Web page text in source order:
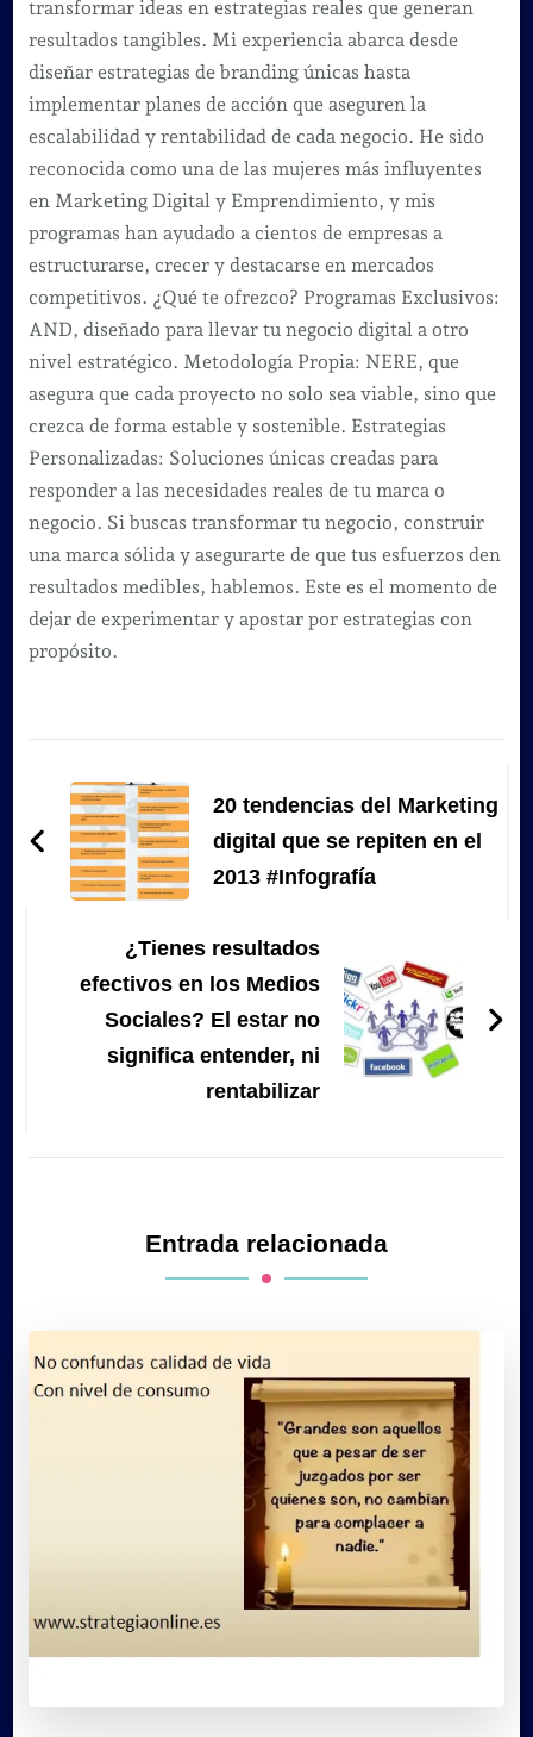
transformar ideas en estrategias reales que generan
resultados tangibles. Mi experiencia abarca desde
diseñar estrategias de branding únicas hasta
implementar planes de acción que aseguren la
escalabilidad y rentabilidad de cada negocio. He sido
reconocida como una de las mujeres más influyentes
en Marketing Digital y Emprendimiento, y mis
programas han ayudado a cientos de empresas a
estructurarse, crecer y destacarse en mercados
competitivos. ¿Qué te ofrezco? Programas Exclusivos:
AND, diseñado para llevar tu negocio digital a otro
nivel estratégico. Metodología Propia: NERE, que
asegura que cada proyecto no solo sea viable, sino que
crezca de forma estable y sostenible. Estrategias
Personalizadas: Soluciones únicas creadas para
responder a las necesidades reales de tu marca o
negocio. Si buscas transformar tu negocio, construir
una marca sólida y asegurarte de que tus esfuerzos den
resultados medibles, hablemos. Este es el momento de
dejar de experimentar y apostar por estrategias con
propósito.
de
entradas
20 tendencias del Marketing
digital que se repiten en el
2013 #Infografía
¿Tienes resultados
efectivos en los Medios
Sociales? El estar no
significa entender, ni
rentabilizar
Entrada relacionada